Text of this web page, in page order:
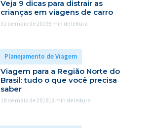
Veja 9 dicas para distrair as
crianças em viagens de carro
31 de maio de 20195 min de leitura
Planejamento de Viagem
Viagem para a Região Norte do
Brasil: tudo o que você precisa
saber
18 de maio de 201913 min de leitura